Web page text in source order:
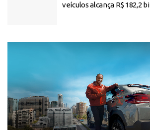
veículos alcança R$ 182,2 bi